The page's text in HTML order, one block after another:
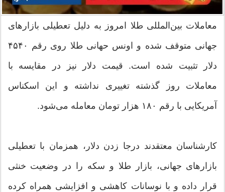
معاملات بین‌المللی طلا امروز به دلیل تعطیلی بازارهای
جهانی متوقف شده و اونس حهانی طلا روی رقم ۴۵۴۰
دلار تثبیت شده است. قیمت دلار نیز در مقایسه با
معاملات روز گذشته تغییری نداشته و این اسکناس
آمریکایی با رقم ۱۸۰ هزار تومان معامله می‌شود.
کارشناسان معتقدند درجا زدن دلار، همزمان با تعطیلی
بازارهای جهانی، بازار طلا و سکه را در وضعیت خنثی
قرار داده و با نوسانات کاهشی و افزایشی همراه کرده